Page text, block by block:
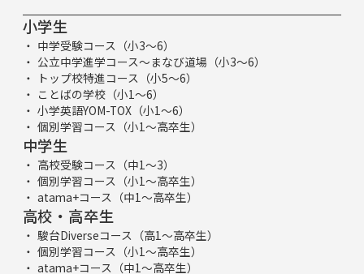
小学生
中学受験コース（小3～6）
公立中学進学コース～まなび道場（小3～6）
トップ校特進コース（小5～6）
ことばの学校（小1～6）
小学英語YOM-TOX（小1～6）
個別学習コース（小1～高卒生）
中学生
高校受験コース（中1～3）
個別学習コース（小1～高卒生）
atama+コース（中1～高卒生）
高校・高卒生
駿台Diverseコース（高1～高卒生）
個別学習コース（小1～高卒生）
atama+コース（中1～高卒生）